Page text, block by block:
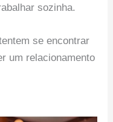
sozinha.
se encontrar
um relacionamento